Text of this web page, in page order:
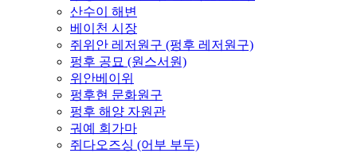
산수이 해변
베이천 시장
쥐위안 레저원구 (펑후 레저원구)
펑후 공묘 (원스서원)
위안베이위
펑후현 문화원구
펑후 해양 자원관
궈예 회가마
쥐다오즈싱 (어부 부두)